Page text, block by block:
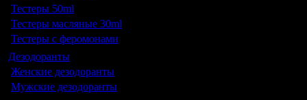
Тестеры 50ml
Тестеры масляные 30ml
Тестеры с феромонами
Дезодоранты
Женские дезодоранты
Мужские дезодоранты